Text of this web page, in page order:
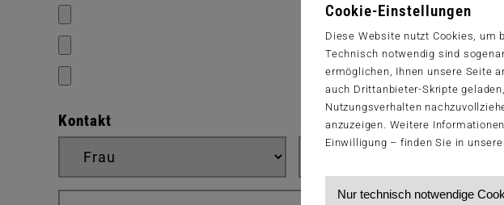
Cookie-Einstellungen
Diese Website nutzt Cookies, um
Technisch notwendig sind
ermöglichen, Ihnen unsere Seite
auch Drittanbieter-Skripte
Nutzungsverhalten
anzuzeigen. Weitere
Einwilligung – finden Sie in
Nur technisch notwendige
Kontakt